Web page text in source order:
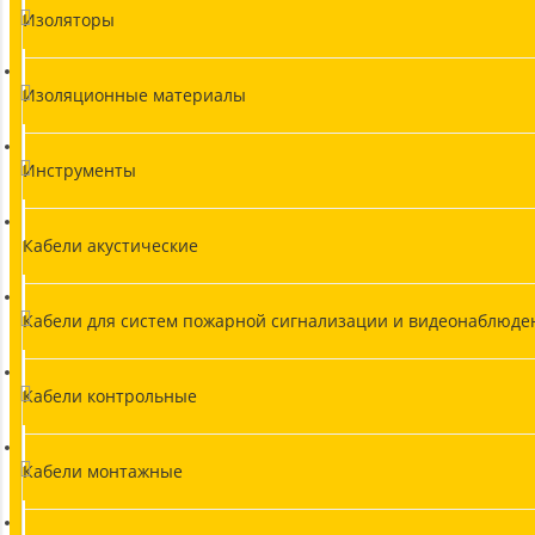
Изоляторы
Изоляционные материалы
Инструменты
Кабели акустические
Кабели для систем пожарной сигнализации и
Кабели контрольные
Кабели монтажные